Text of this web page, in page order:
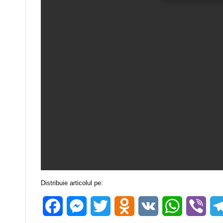
Distribuie articolul pe:
FacebookMessenger
Twitter Odnoklassniki
VK WhatsApp
Viber